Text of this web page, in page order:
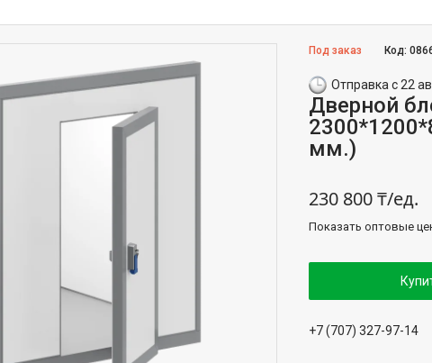
Под заказ Код:
Отправка с 22
Дверной
мм.)
230 800 ₸/ед.
Показать оптовые
+7 (707) 327-97-14